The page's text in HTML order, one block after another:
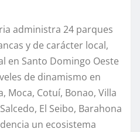
administra 24 parques
y de carácter local,
en Santo Domingo Oeste
de dinamismo en
Moca, Cotuí, Bonao, Villa
El Seibo, Barahona
un ecosistema